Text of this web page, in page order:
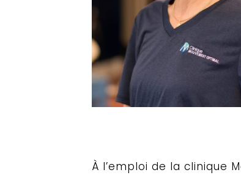
À l’emploi de la clinique